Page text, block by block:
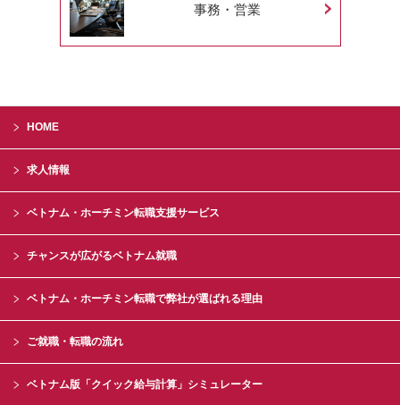
事務・営業
HOME
求人情報
ベトナム・ホーチミン転職支援サービス
チャンスが広がるベトナム就職
ベトナム・ホーチミン転職で弊社が選ばれる理由
ご就職・転職の流れ
ベトナム版「クイック給与計算」シミュレーター